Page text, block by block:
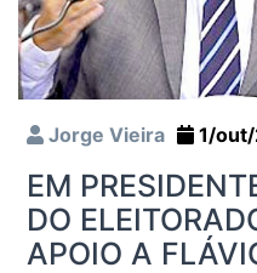
Jorge Vieira 1/
EM
DO
APOIO A